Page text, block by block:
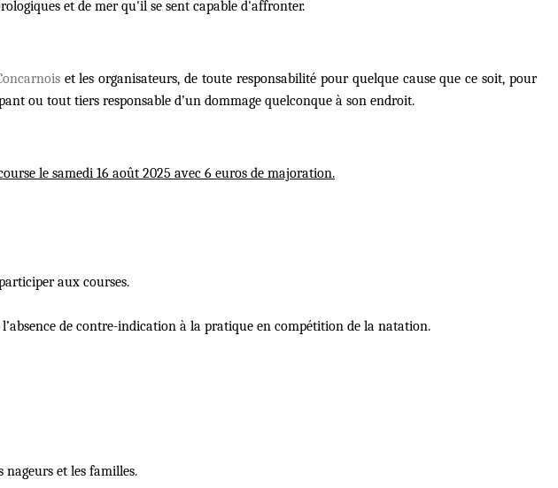
et de mer qu'il se sent capable d'affronter.
et les organisateurs, de toute responsabilité pour quelque cause que ce soit, pour
ou tout tiers responsable d’un dommage quelconque à son endroit.
le samedi 16 août 2025 avec 6 euros de majoration.
aux courses.
de contre-indication à la pratique en compétition de la natation.
nageurs et les familles.